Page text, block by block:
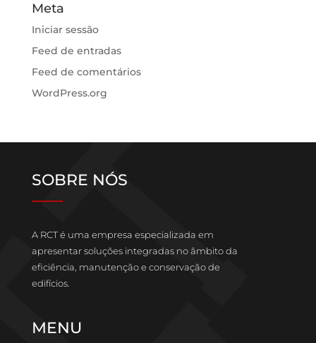
Meta
Iniciar sessão
Feed de entradas
Feed de comentários
WordPress.org
SOBRE NÓS
A RCT é uma empresa especializada em
apresentar soluções integradas no âmbito da
eficiência, manutenção e conservação de
edifícios.
MENU